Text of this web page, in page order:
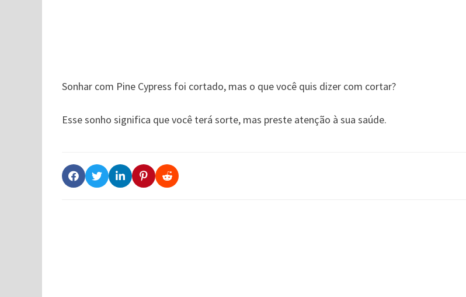
Sonhar com Pine Cypress foi cortado, mas o que você quis dizer com cortar?
Esse sonho significa que você terá sorte, mas preste atenção à sua saúde.